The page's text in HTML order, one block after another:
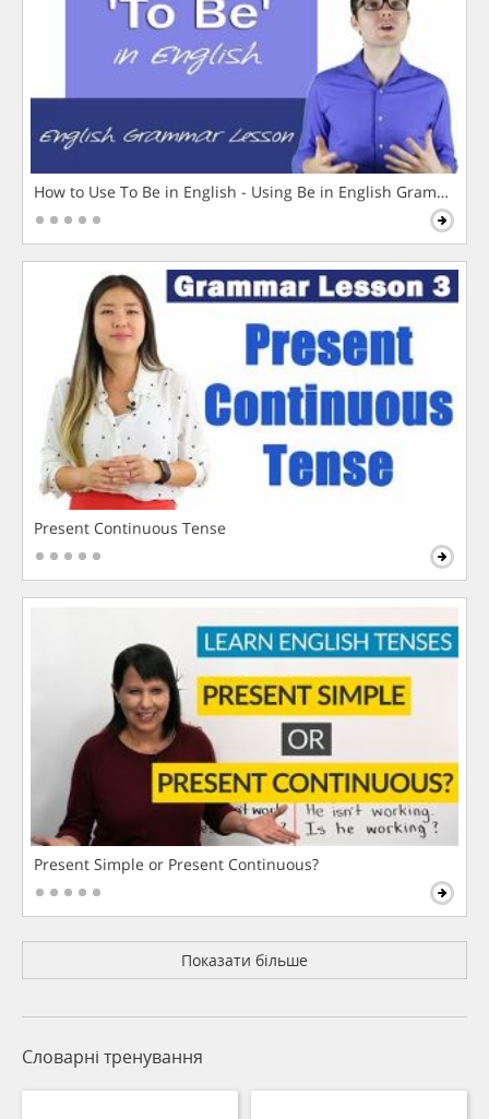
How to Use To Be in English - Using Be in English Grammar
Present Continuous Tense
Present Simple or Present Continuous?
Показати більше
Словарні тренування